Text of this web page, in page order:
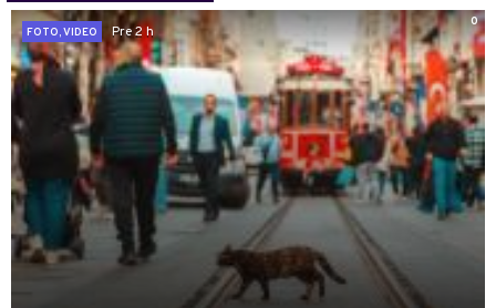
0
FOTO, VIDEO
Pre 2 h